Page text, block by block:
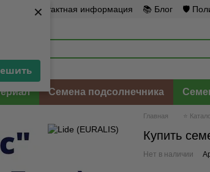
×
×
☎️ Контактная информация 📚 Блог 🛡️
Семена подсолнечника
Главная ⭐
Купить
Нет в наличии